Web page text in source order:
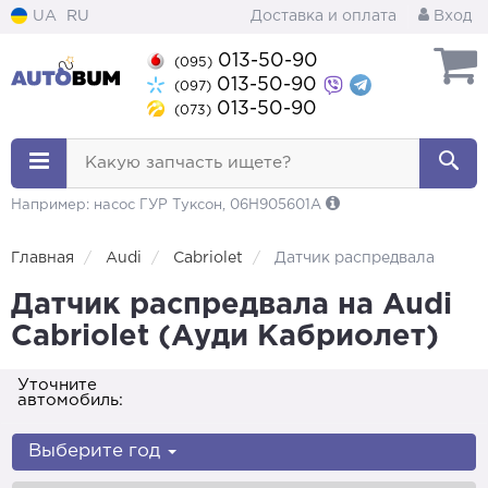
UA RU Доставка и оплата Вход
(095) 013-50-90
(097) 013-50-90
(073) 013-50-90
Какую запчасть ищете?
Например: насос ГУР Туксон, 06H905601A
Главная Audi Cabriolet Датчик распредвала
Датчик распредвала на Audi
Cabriolet (Ауди Кабриолет)
Уточните
автомобиль:
Выберите год